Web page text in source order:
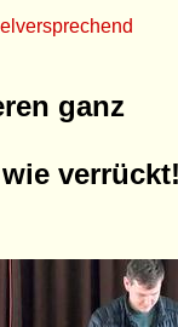
ganz